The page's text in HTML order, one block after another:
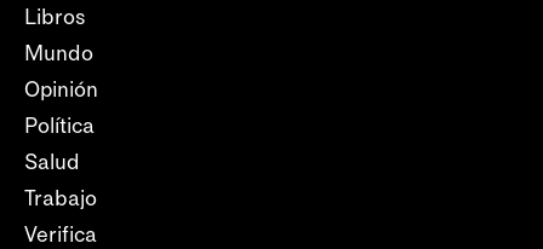
Libros
Mundo
Opinión
Política
Salud
Trabajo
Verifica